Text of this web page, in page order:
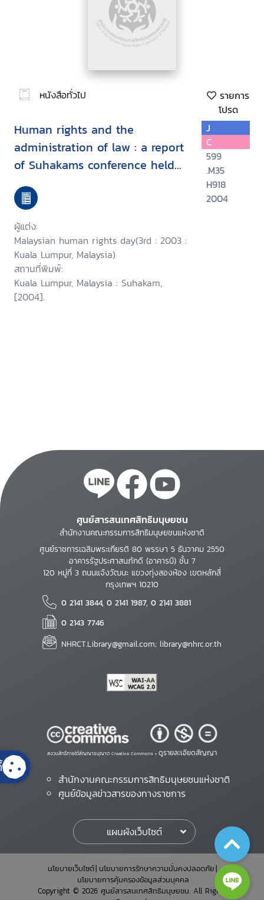
หนังสือทั่วไป
รายการ
โปรด
Human rights and the
administration of law : a report
of Suhakams conference held
in conjunction with the third
Malaysian human rights day, 9-
10 September 2003, Kuala
Lumpur, Malaysia/
ผู้แต่ง:
Malaysian human rights day(3rd : 2003 :
Kuala Lumpur, Malaysia)
สถานที่พิมพ์:
Kuala Lumpur, Malaysia : Suhakam,
[2004].
J
C
599
.M35
H918
2004
ศูนย์สารสนเทศสิทธิมนุษยชน
สำนักงานคณะกรรมการสิทธิมนุษยชนแห่งชาติ
ศูนย์ราชการเฉลิมพระเกียรติ 80 พรรษา 5 ธันวาคม 2550
อาคารรัฐประศาสนภักดี (อาคารบี) ชั้น 7
120 หมู่ที่ 3 ถนนแจ้งวัฒนะ แขวงทุ่งสองห้อง เขตหลักสี่
กรุงเทพฯ 10210
0 2141 3844, 0 2141 1987, 0 2141 3881
0 2143 7746
NHRCT.Library@gmail.com; library@nhrc.or.th
สงวนสิทธิ์ภายใต้สัญญาอนุญาต Creative Commons • ดูรายละเอียดสัญญา
สำนักงานคณะกรรมการสิทธิมนุษยชนแห่งชาติ
ศูนย์ข้อมูลข่าวสารของทางราชการ
แผนผังเว็บไซต์
นโยบายเว็บไซต์ นโยบายการรักษาความมั่นคงปลอดภัย
นโยบายการคุ้มครองข้อมูลส่วนบุคคล
Copyright © 2026 ศูนย์สารสนเทศสิทธิมนุษยชน. All Rights